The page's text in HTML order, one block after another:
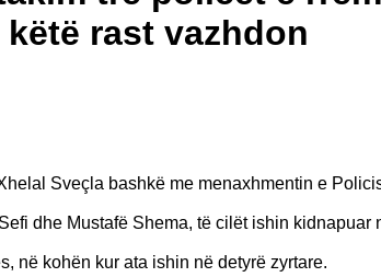
rast vazhdon
Sveçla bashkë me menaxhmentin e
dhe Mustafë Shema, të cilët ishin
në kohën kur ata ishin në detyrë zyrtare.